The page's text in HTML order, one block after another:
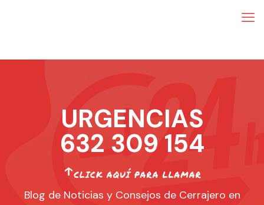
URGENCIAS
632 309 154
Blog de Noticias y Consejos de Cerrajero en